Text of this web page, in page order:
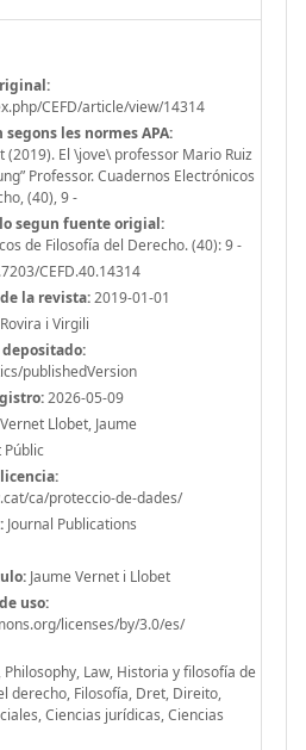
CEFD/article/view/14314
les normes APA:
(2019). El \jove\ professor Mario Ruiz
Professor. Cuadernos Electrónicos
(40), 9 -
segun fuente origial:
de Filosofía del Derecho. (40): 9 -
CEFD.40.14314
la revista:2019-01-01
i Virgili
publishedVersion
2026-05-09
Vernet Llobet, Jaume
Públic
ca/proteccio-de-dades/
Journal Publications
Jaume Vernet i Llobet
uso:
licenses/by/3.0/es/
Law, Historia y filosofía de
derecho, Filosofía, Dret, Direito,
Ciencias jurídicas, Ciencias